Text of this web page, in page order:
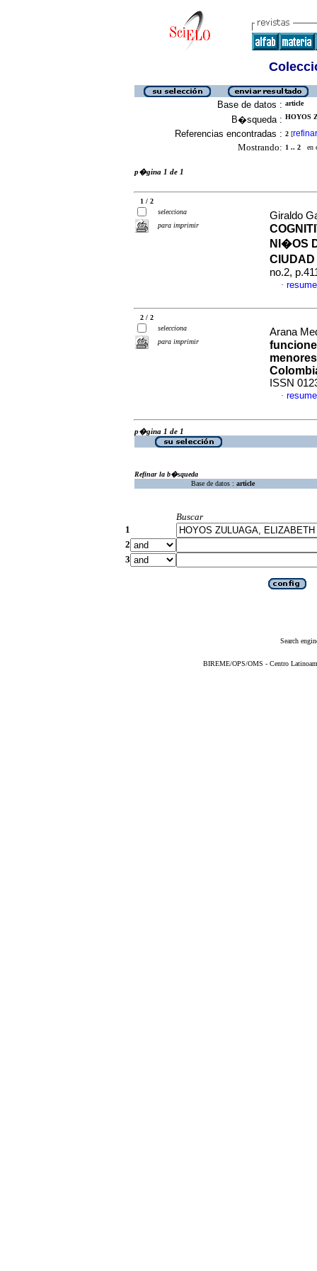
Base de datos : article
B�squeda : HOYOS
Referencias encontradas : 2 [refinar
Mostrando: 1 .. 2 en
p�gina 1 de 1
1 / 2
selecciona
para imprimir
Giraldo
NI�OS
no.2,
·
2 / 2
selecciona
para imprimir
Arana
ISSN
·
p�gina 1 de 1
Refinar la b�squeda
Base de datos : article
Buscar
1
2
3
Search
BIREME/OPS/OMS - Centro